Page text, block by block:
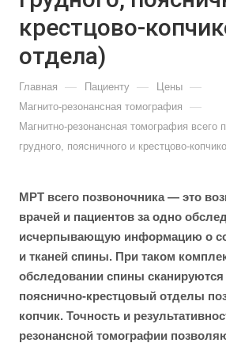
крестцово-
отдела)
Главная — Пациенту — Цены —
Магнито-резонансная томография —
Магнитно-резонансная томография всего
грудного, поясничного и крестцово-
МРТ всего позвоночника — это
врачей и пациентов за одно
исчерпывающую информацию о
и тканей спины. При таком
обследовании спины
пояснично-крестцовый отделы
копчик. Точность и
резонансной томографии